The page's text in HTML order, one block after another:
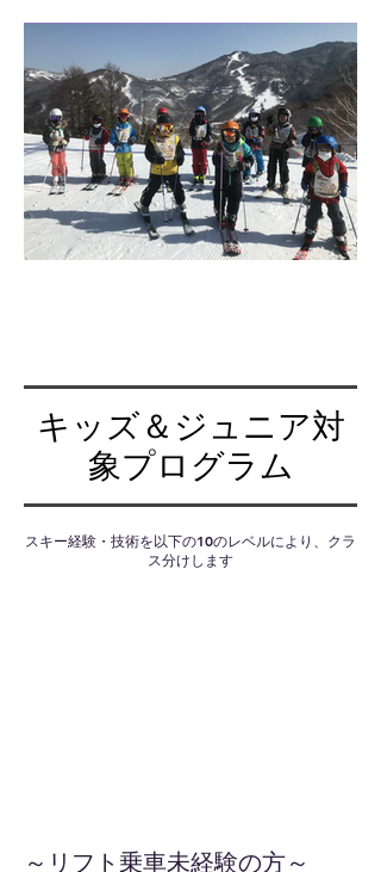
キッズ＆ジュニア対
象プログラム
スキー経験・技術を以下の10のレベルにより、クラ
ス分けします
～リフト乗車未経験の方～